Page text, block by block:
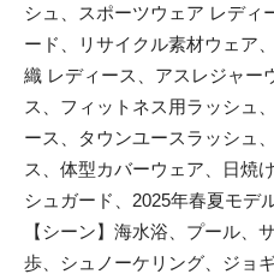
シュ、スポーツウェア レディ
ード、リサイクル素材ウェア
織 レディース、アスレジャー
ス、フィットネス用ラッシュ
ース、タウンユースラッシュ
ス、体型カバーウェア、日焼
シュガード、2025年春夏モデ
【シーン】海水浴、プール、
歩、シュノーケリング、ジョ